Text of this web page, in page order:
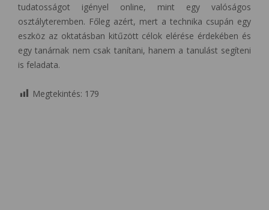
tudatosságot igényel online, mint egy valóságos
osztályteremben. Főleg azért, mert a technika csupán egy
eszköz az oktatásban kitűzött célok elérése érdekében és
egy tanárnak nem csak tanítani, hanem a tanulást segíteni
is feladata.
Megtekintés: 179